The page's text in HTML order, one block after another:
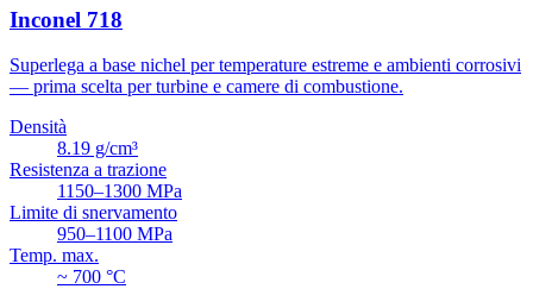
Inconel 718
Superlega a base nichel per temperature estreme e ambienti corrosivi
— prima scelta per turbine e camere di combustione.
Densità
8.19 g/cm³
Resistenza a trazione
1150–1300 MPa
Limite di snervamento
950–1100 MPa
Temp. max.
~ 700 °C